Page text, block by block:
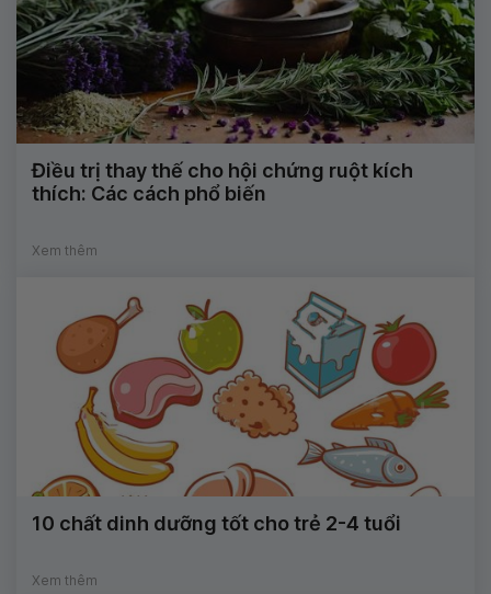
Điều trị thay thế cho hội chứng ruột kích
thích: Các cách phổ biến
Xem thêm
10 chất dinh dưỡng tốt cho trẻ 2-4 tuổi
Xem thêm